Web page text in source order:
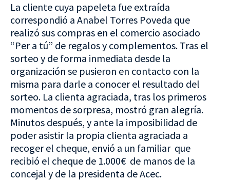
La cliente cuya papeleta fue extraída
correspondió a Anabel Torres Poveda que
realizó sus compras en el comercio asociado
“Per a tú” de regalos y complementos. Tras el
sorteo y de forma inmediata desde la
organización se pusieron en contacto con la
misma para darle a conocer el resultado del
sorteo. La clienta agraciada, tras los primeros
momentos de sorpresa, mostró gran alegría.
Minutos después, y ante la imposibilidad de
poder asistir la propia clienta agraciada a
recoger el cheque, envió a un familiar que
recibió el cheque de 1.000€ de manos de la
concejal y de la presidenta de Acec.